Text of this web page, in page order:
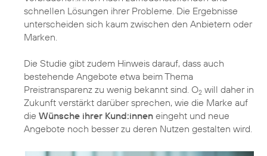
schnellen Lösungen ihrer Probleme. Die Ergebnisse
unterscheiden sich kaum zwischen den Anbietern oder
Marken.
Die Studie gibt zudem Hinweis darauf, dass auch
bestehende Angebote etwa beim Thema
Preistransparenz zu wenig bekannt sind. O2 will daher in
Zukunft verstärkt darüber sprechen, wie die Marke auf
die Wünsche ihrer Kund:innen eingeht und neue
Angebote noch besser zu deren Nutzen gestalten wird.